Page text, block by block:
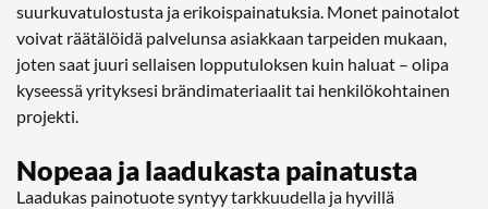
suurkuvatulostusta ja erikoispainatuksia. Monet painotalot
voivat räätälöidä palvelunsa asiakkaan tarpeiden mukaan,
joten saat juuri sellaisen lopputuloksen kuin haluat – olipa
kyseessä yrityksesi brändimateriaalit tai henkilökohtainen
projekti.
Nopeaa ja laadukasta painatusta
Laadukas painotuote syntyy tarkkuudella ja hyvillä